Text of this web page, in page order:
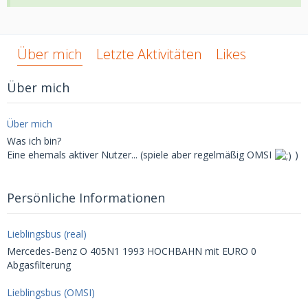
Über mich Letzte Aktivitäten Likes
Über mich
Über mich
Was ich bin?
Eine ehemals aktiver Nutzer... (spiele aber regelmäßig OMSI
)
Persönliche Informationen
Lieblingsbus (real)
Mercedes-Benz O 405N1 1993 HOCHBAHN mit EURO 0
Abgasfilterung
Lieblingsbus (OMSI)